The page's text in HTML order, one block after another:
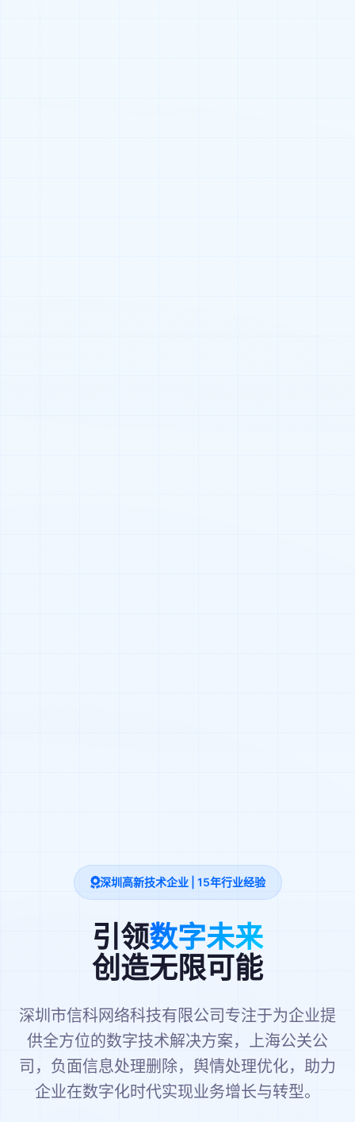
深圳高新技术企业 | 15年行业经验
引领数字未来
创造无限可能
深圳市信科网络科技有限公司专注于为企业提
供全方位的数字技术解决方案，上海公关公
司，负面信息处理删除，舆情处理优化，助力
企业在数字化时代实现业务增长与转型。